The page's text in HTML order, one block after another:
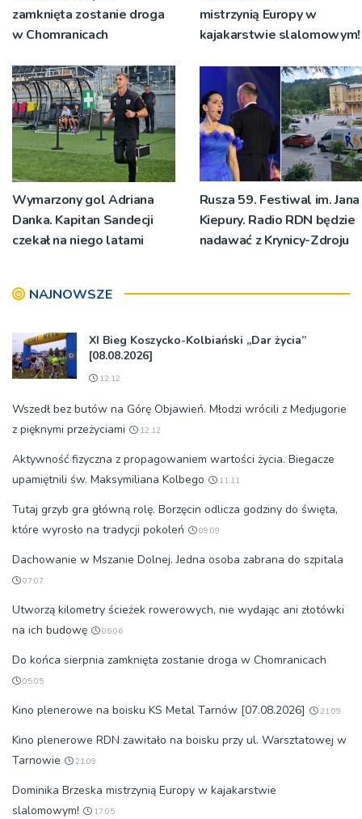
zamknięta zostanie droga
w Chomranicach
mistrzynią Europy w
kajakarstwie slalomowym!
Wymarzony gol Adriana
Danka. Kapitan Sandecji
czekał na niego latami
Rusza 59. Festiwal im. Jana
Kiepury. Radio RDN będzie
nadawać z Krynicy-Zdroju
NAJNOWSZE
XI Bieg Koszycko-Kolbiański „Dar życia”
[08.08.2026]
12:12
Wszedł bez butów na Górę Objawień. Młodzi wrócili z Medjugorie
z pięknymi przeżyciami
12:12
Aktywność fizyczna z propagowaniem wartości życia. Biegacze
upamiętnili św. Maksymiliana Kolbego
11:11
Tutaj grzyb gra główną rolę. Borzęcin odlicza godziny do święta,
które wyrosło na tradycji pokoleń
09:09
Dachowanie w Mszanie Dolnej. Jedna osoba zabrana do szpitala
07:07
Utworzą kilometry ścieżek rowerowych, nie wydając ani złotówki
na ich budowę
06:06
Do końca sierpnia zamknięta zostanie droga w Chomranicach
05:05
Kino plenerowe na boisku KS Metal Tarnów [07.08.2026] 21:09
Kino plenerowe RDN zawitało na boisku przy ul. Warsztatowej w
Tarnowie
21:09
Dominika Brzeska mistrzynią Europy w kajakarstwie
slalomowym!
17:05